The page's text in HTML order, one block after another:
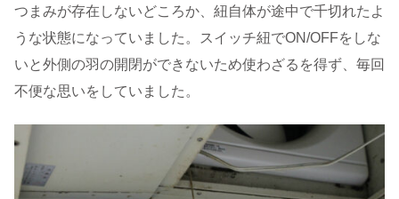
つまみが存在しないどころか、紐自体が途中で千切れたよ
うな状態になっていました。スイッチ紐でON/OFFをしな
いと外側の羽の開閉ができないため使わざるを得ず、毎回
不便な思いをしていました。